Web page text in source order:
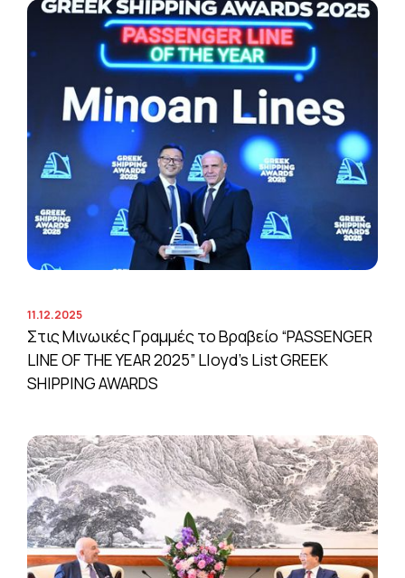
11.12.2025
Στις Μινωικές Γραμμές το Βραβείο “PASSENGER
LINE OF THE YEAR 2025” Lloyd’s List GREEK
SHIPPING AWARDS